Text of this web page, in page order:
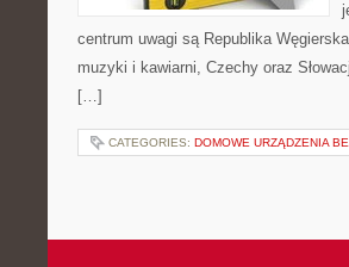
centrum uwagi są Republika
muzyki i kawiarni, Czechy oraz
[…]
CATEGORIES: DOMOWE URZĄDZENIA